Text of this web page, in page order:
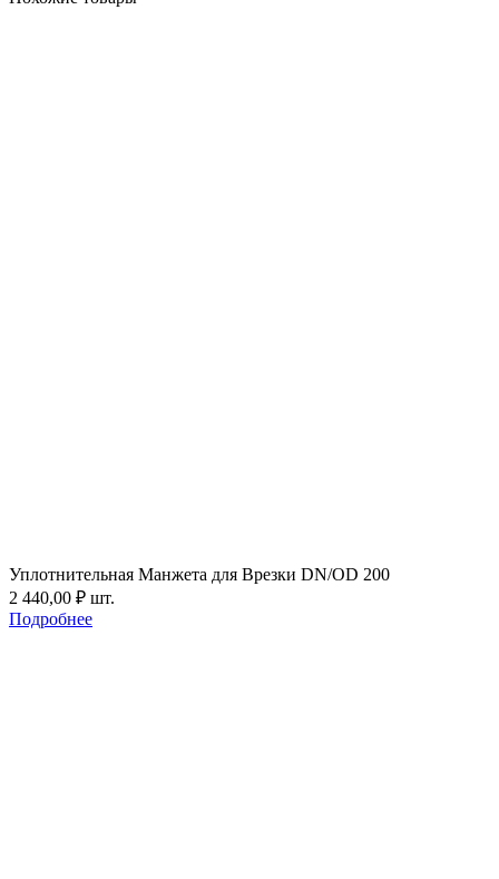
Уплотнительная Манжета для Врезки DN/OD 200
2 440,00 ₽ шт.
Подробнее